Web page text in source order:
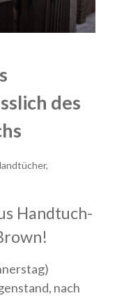
des
Handtuch-
nach